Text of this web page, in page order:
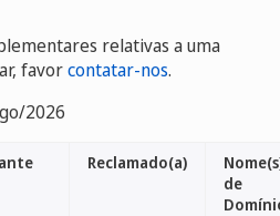
relativas a uma
favorcontatar-nos.
2026
Reclamado(a)
de